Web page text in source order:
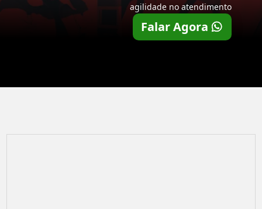
agilidade no atendimento
Falar Agora